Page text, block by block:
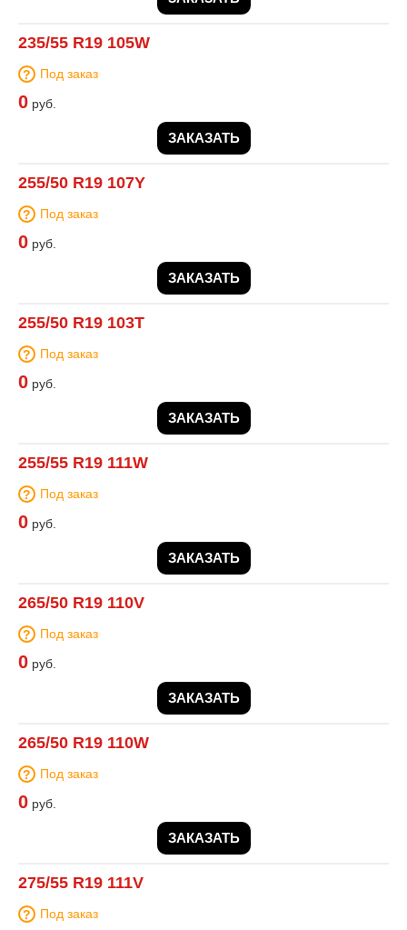
235/55 R19 105W
Под заказ
0 руб.
ЗАКАЗАТЬ
255/50 R19 107Y
Под заказ
0 руб.
ЗАКАЗАТЬ
255/50 R19 103T
Под заказ
0 руб.
ЗАКАЗАТЬ
255/55 R19 111W
Под заказ
0 руб.
ЗАКАЗАТЬ
265/50 R19 110V
Под заказ
0 руб.
ЗАКАЗАТЬ
265/50 R19 110W
Под заказ
0 руб.
ЗАКАЗАТЬ
275/55 R19 111V
Под заказ